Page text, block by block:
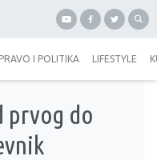
PRAVO I POLITIKA LIFESTYLE
prvog do